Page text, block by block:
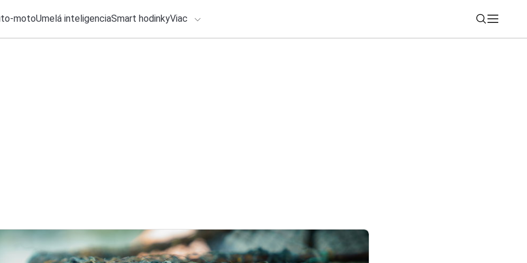
motoUmelá inteligenciaSmart hodinkyViac